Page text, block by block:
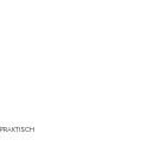
PRAKTISCH